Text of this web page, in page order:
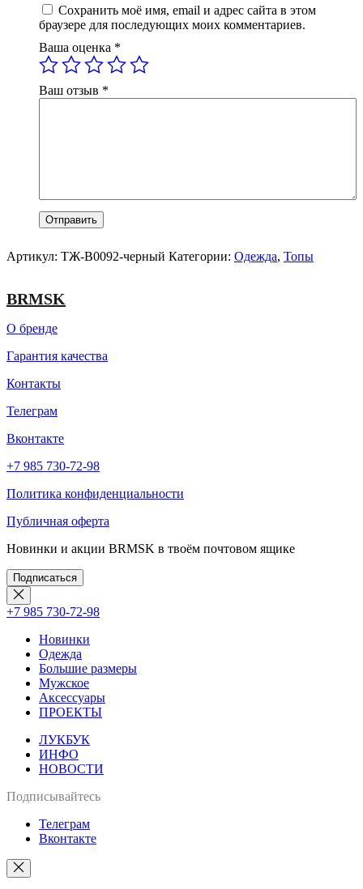
Сохранить моё имя, email и адрес сайта в этом
браузере для последующих моих комментариев.
Ваша оценка *
Ваш отзыв *
Артикул: ТЖ-В0092-черный Категории: Одежда, Топы
BRMSK
О бренде
Гарантия качества
Контакты
Телеграм
Вконтакте
+7 985 730-72-98
Политика конфиденциальности
Публичная оферта
Новинки и акции BRMSK в твоём почтовом ящике
Подписаться
+7 985 730-72-98
Новинки
Одежда
Большие размеры
Мужское
Аксессуары
ПРОЕКТЫ
ЛУКБУК
ИНФО
НОВОСТИ
Подписывайтесь
Телеграм
Вконтакте